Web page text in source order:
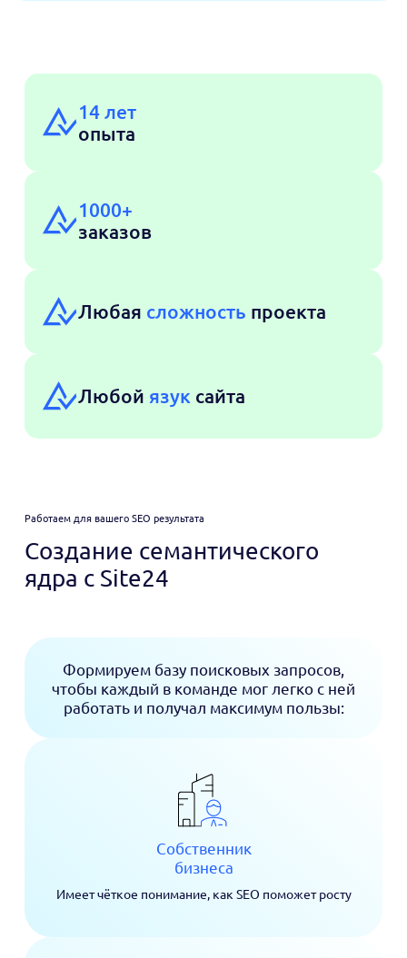
14 лет
опыта
1000+
заказов
Любая сложность проекта
Любой язук сайта
Работаем для вашего SEO результата
Создание семантического
ядра с Site24
Формируем базу поисковых запросов,
чтобы каждый в команде мог легко с ней
работать и получал максимум пользы:
Собственник
бизнеса
Имеет чёткое понимание, как SEO поможет росту